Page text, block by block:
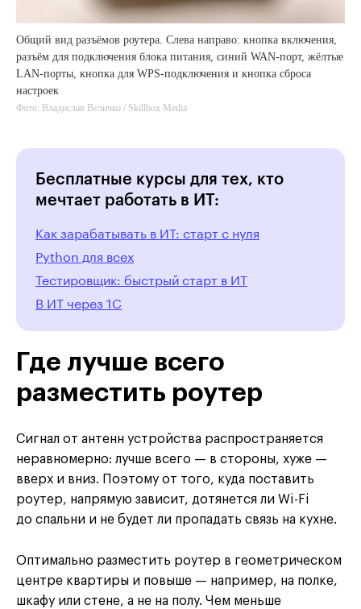
Общий вид разъёмов роутера. Слева направо: кнопка включения,
разъём для подключения блока питания, синий WAN-порт, жёлтые
LAN-порты, кнопка для WPS-подключения и кнопка сброса
настроек
Фото: Владислав Величко / Skillbox Media
Бесплатные курсы для тех, кто
мечтает работать в ИТ:
Как зарабатывать в ИТ: старт с нуля
Python для всех
Тестировщик: быстрый старт в ИТ
В ИТ через 1С
Где лучше всего
разместить роутер
Сигнал от антенн устройства распространяется
неравномерно: лучше всего — в стороны, хуже —
вверх и вниз. Поэтому от того, куда поставить
роутер, напрямую зависит, дотянется ли Wi-Fi
до спальни и не будет ли пропадать связь на кухне.
Оптимально разместить роутер в геометрическом
центре квартиры и повыше — например, на полке,
шкафу или стене, а не на полу. Чем меньше